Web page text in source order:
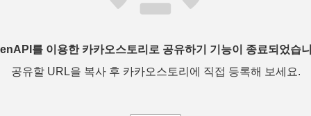
를 이용한 카카오스토리로 공유하기 기능이 종료되었습
공유할 URL을 복사 후 카카오스토리에 직접 등록해 보세요.